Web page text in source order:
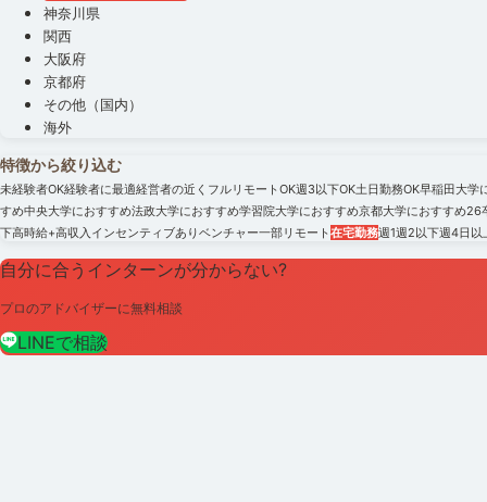
神奈川県
関西
大阪府
京都府
その他（国内）
海外
特徴から絞り込む
未経験者OK経験者に最適経営者の近く フルリモートOK週3以下OK土日勤務OK早稲田大学
すめ中央大学におすすめ法政大学におすすめ学習院大学におすすめ京都大学におすすめ26
下高時給+高収入 インセンティブありベンチャー一部リモート在宅勤務週1週2以下週4日以
自分に合うインターンが分からない?
プロのアドバイザーに無料相談
LINEで相談